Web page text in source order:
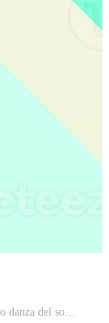
geométrico antecedentes modelo. verano amarillo danza del sol turquesa verde azul. sin costura caótico usual formas multicolor geométrico modernismo estilo. Foto Pro